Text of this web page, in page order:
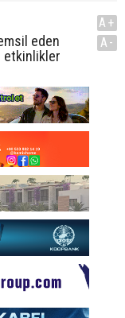
eden
etkinlikler
A+
A-